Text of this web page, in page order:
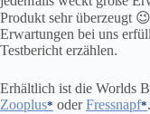
Produkt sehr überzeugt
Erwartungen bei uns
Testbericht erzählen.
Erhältlich ist die Worlds
Zooplus
oderFressnapf .